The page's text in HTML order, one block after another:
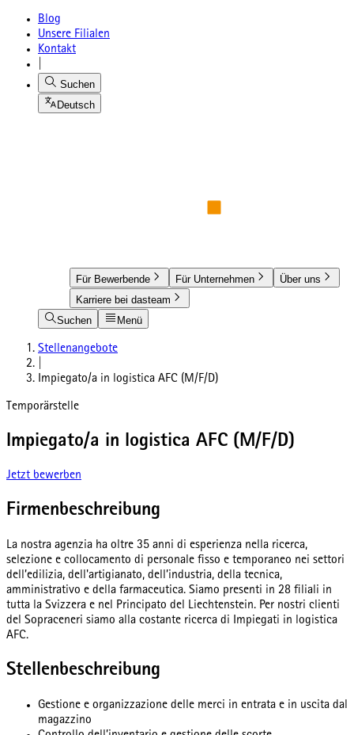
Blog
Unsere Filialen
Kontakt
Suchen
Deutsch
Für Bewerbende Für Unternehmen
Über uns
Karriere bei dasteam
Suchen
Menü
Stellenangebote
Impiegato/a in logistica AFC (M/F/D)
Temporärstelle
Impiegato/a in logistica AFC (M/F/D)
Jetzt bewerben
Firmenbeschreibung
La nostra agenzia ha oltre 35 anni di esperienza nella ricerca,
selezione e collocamento di personale fisso e temporaneo nei settori
dell’edilizia, dell'artigianato, dell’industria, della tecnica,
amministrativo e della farmaceutica. Siamo presenti in 28 filiali in
tutta la Svizzera e nel Principato del Liechtenstein. Per nostri clienti
del Sopraceneri siamo alla costante ricerca di Impiegati in logistica
AFC.
Stellenbeschreibung
Gestione e organizzazione delle merci in entrata e in uscita dal
magazzino